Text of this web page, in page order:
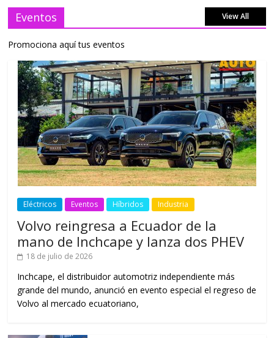
Eventos View All
Promociona aquí tus eventos
Eléctricos Eventos Híbridos Industria
Volvo reingresa a Ecuador de la
mano de Inchcape y lanza dos PHEV
18 de julio de 2026
Inchcape, el distribuidor automotriz independiente más
grande del mundo, anunció en evento especial el regreso de
Volvo al mercado ecuatoriano,